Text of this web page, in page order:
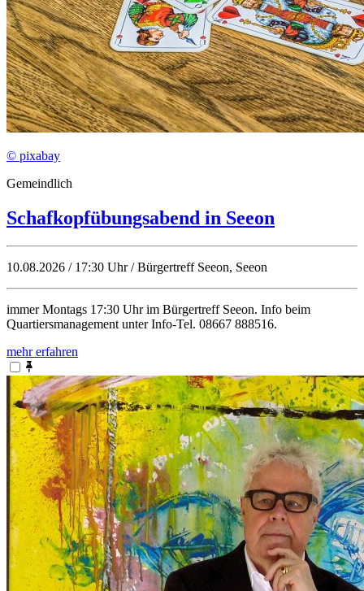
© pixabay
Gemeindlich
Schafkopfübungsabend in Seeon
10.08.2026 / 17:30 Uhr / Bürgertreff Seeon, Seeon
immer Montags 17:30 Uhr im Bürgertreff Seeon. Info beim
Quartiersmanagement unter Info-Tel. 08667 888516.
mehr erfahren